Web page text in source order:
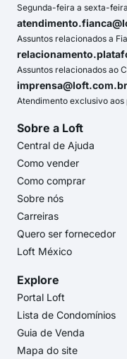
Segunda-feira a sexta-
Assuntos relacionados a
Assuntos relacionados ao
imprensa@loft.com.br
Atendimento exclusivo
Sobre a Loft
Central de Ajuda
Como vender
Como comprar
Sobre nós
Carreiras
Quero ser fornecedor
Loft México
Explore
Portal Loft
Lista de Condomínios
Guia de Venda
Mapa do site